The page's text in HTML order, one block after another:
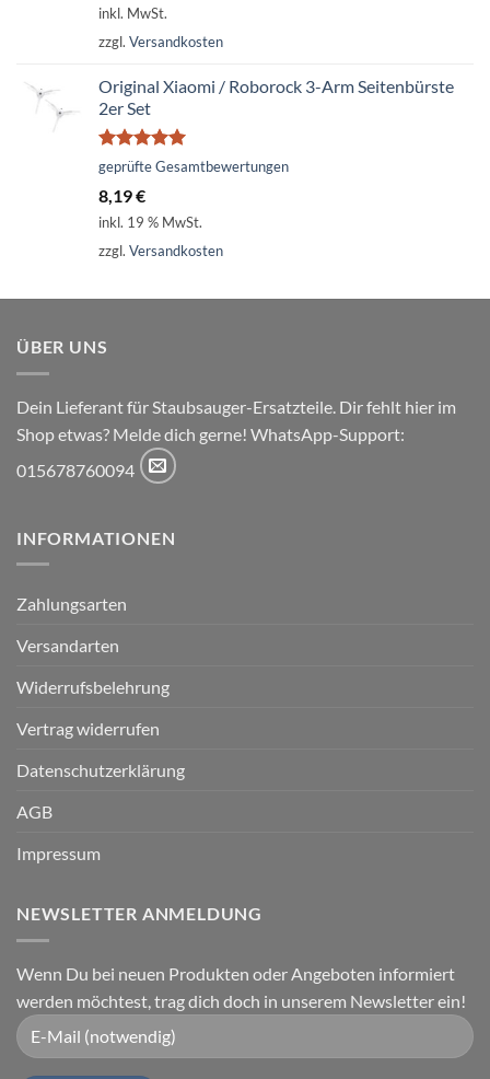
inkl. MwSt.
zzgl. Versandkosten
Original Xiaomi / Roborock 3-Arm Seitenbürste
2er Set
Bewertet
von 5
geprüfte Gesamtbewertungen
8,19€
inkl. 19 % MwSt.
zzgl. Versandkosten
ÜBER UNS
Dein Lieferant für Staubsauger-Ersatzteile. Dir fehlt hier im
Shop etwas? Melde dich gerne! WhatsApp-Support:
015678760094
INFORMATIONEN
Zahlungsarten
Versandarten
Widerrufsbelehrung
Vertrag widerrufen
Datenschutzerklärung
AGB
Impressum
NEWSLETTER ANMELDUNG
Wenn Du bei neuen Produkten oder Angeboten informiert
werden möchtest, trag dich doch in unserem Newsletter ein!